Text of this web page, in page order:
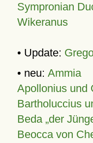
Sympronian
Wikeranus
• Update:
• neu: Ammia
Apollonius und
Bartholuccius
Beda „der
Beocca von